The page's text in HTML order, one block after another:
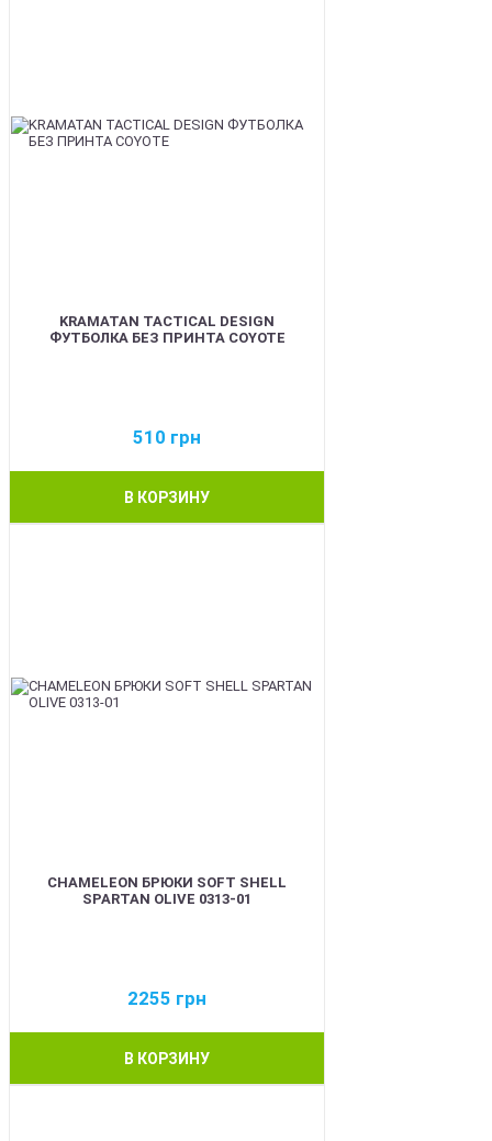
KRAMATAN TACTICAL DESIGN
ФУТБОЛКА БЕЗ ПРИНТА COYOTE
510 грн
В КОРЗИНУ
CHAMELEON БРЮКИ SOFT SHELL
SPARTAN OLIVE 0313-01
2255 грн
В КОРЗИНУ